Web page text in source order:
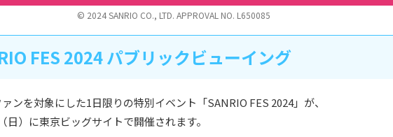
© 2024 SANRIO CO., LTD. APPROVAL NO. L650085
FES 2024 パブリックビューイング
ンを対象にした1日限りの特別イベント「SANRIO FES 2024」が、
日）に東京ビッグサイトで開催されます。